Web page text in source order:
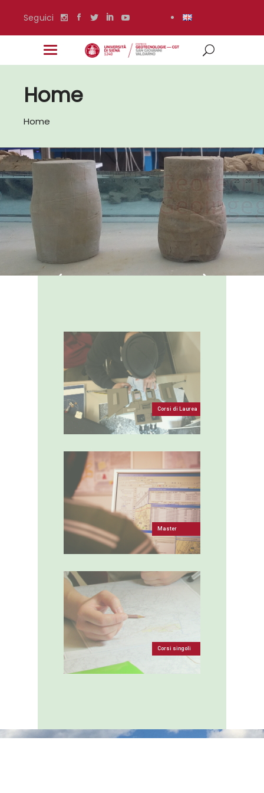
Seguici
Home
Home
Geotecnica e
Geoingegneria
Corsi di Laurea
Master
Corsi singoli